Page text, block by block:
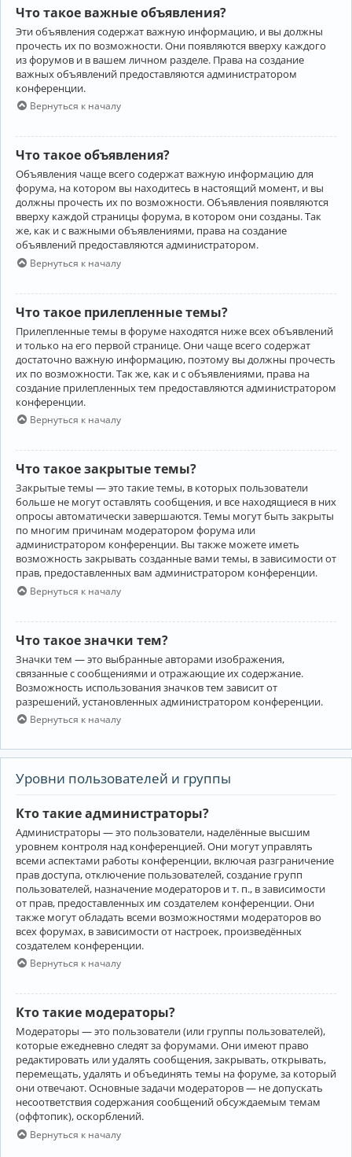
Что такое важные объявления?
Эти объявления содержат важную информацию, и вы должны
прочесть их по возможности. Они появляются вверху каждого
из форумов и в вашем личном разделе. Права на создание
важных объявлений предоставляются администратором
конференции.
Вернуться к началу
Что такое объявления?
Объявления чаще всего содержат важную информацию для
форума, на котором вы находитесь в настоящий момент, и вы
должны прочесть их по возможности. Объявления появляются
вверху каждой страницы форума, в котором они созданы. Так
же, как и с важными объявлениями, права на создание
объявлений предоставляются администратором.
Вернуться к началу
Что такое прилепленные темы?
Прилепленные темы в форуме находятся ниже всех объявлений
и только на его первой странице. Они чаще всего содержат
достаточно важную информацию, поэтому вы должны прочесть
их по возможности. Так же, как и с объявлениями, права на
создание прилепленных тем предоставляются администратором
конференции.
Вернуться к началу
Что такое закрытые темы?
Закрытые темы — это такие темы, в которых пользователи
больше не могут оставлять сообщения, и все находящиеся в них
опросы автоматически завершаются. Темы могут быть закрыты
по многим причинам модератором форума или
администратором конференции. Вы также можете иметь
возможность закрывать созданные вами темы, в зависимости от
прав, предоставленных вам администратором конференции.
Вернуться к началу
Что такое значки тем?
Значки тем — это выбранные авторами изображения,
связанные с сообщениями и отражающие их содержание.
Возможность использования значков тем зависит от
разрешений, установленных администратором конференции.
Вернуться к началу
Уровни пользователей и группы
Кто такие администраторы?
Администраторы — это пользователи, наделённые высшим
уровнем контроля над конференцией. Они могут управлять
всеми аспектами работы конференции, включая разграничение
прав доступа, отключение пользователей, создание групп
пользователей, назначение модераторов и т. п., в зависимости
от прав, предоставленных им создателем конференции. Они
также могут обладать всеми возможностями модераторов во
всех форумах, в зависимости от настроек, произведённых
создателем конференции.
Вернуться к началу
Кто такие модераторы?
Модераторы — это пользователи (или группы пользователей),
которые ежедневно следят за форумами. Они имеют право
редактировать или удалять сообщения, закрывать, открывать,
перемещать, удалять и объединять темы на форуме, за который
они отвечают. Основные задачи модераторов — не допускать
несоответствия содержания сообщений обсуждаемым темам
(оффтопик), оскорблений.
Вернуться к началу